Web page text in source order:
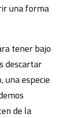
una forma
tener bajo
descartar
una especie
de la